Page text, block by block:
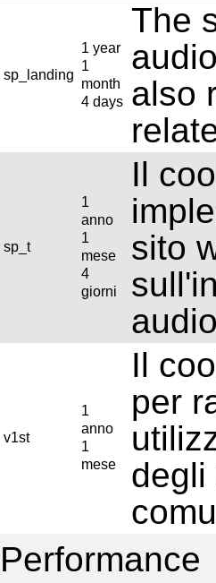
sp_landing
1 year
1
month
4 days
The
also
sp_t
1
anno
1
mese
4
giorni
Il
sito
v1st
1
anno
1
mese
Il
per
degli
Performance